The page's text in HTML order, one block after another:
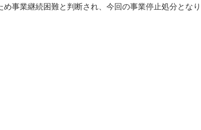
事業継続困難と判断され、今回の事業停止処分となり